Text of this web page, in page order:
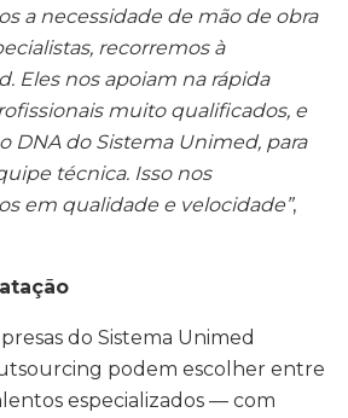
a necessidade de mão de obra
recorremos à
Eles nos apoiam na rápida
muito qualificados, e
DNA do Sistema Unimed, para
técnica. Isso nos
em qualidade e velocidade”,
do Sistema Unimed
podem escolher entre
especializados — com